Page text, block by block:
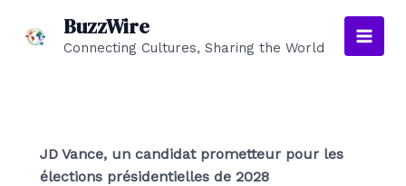
BuzzWire
Connecting Cultures, Sharing the World
Main
JD Vance, un candidat prometteur pour les
élections présidentielles de 2028